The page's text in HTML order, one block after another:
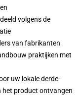
volgens de
van fabrikanten
praktijken met
uw lokale derde-
het product ontvangen